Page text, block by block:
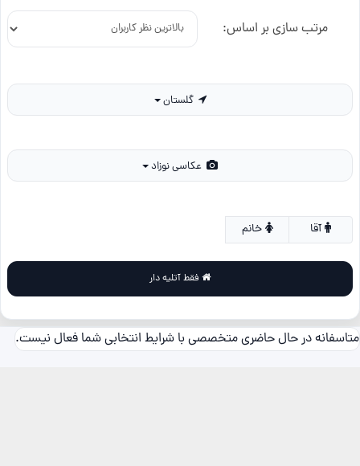
مرتب سازی بر اساس:
گلستان
خانم
متاسفانه در حال حاضری متخصصی با شرایط انتخابی شما فعال نیست.